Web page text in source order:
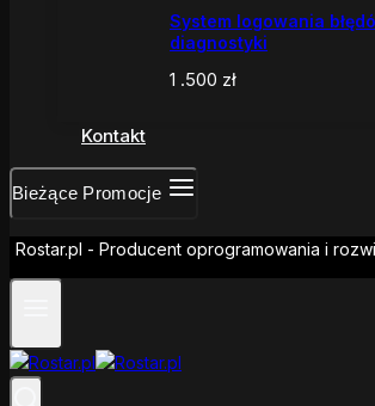
System logowania
diagnostyki
1 .500 zł
Kontakt
Bieżące Promocje
Rostar.pl - Producent oprogramowania i